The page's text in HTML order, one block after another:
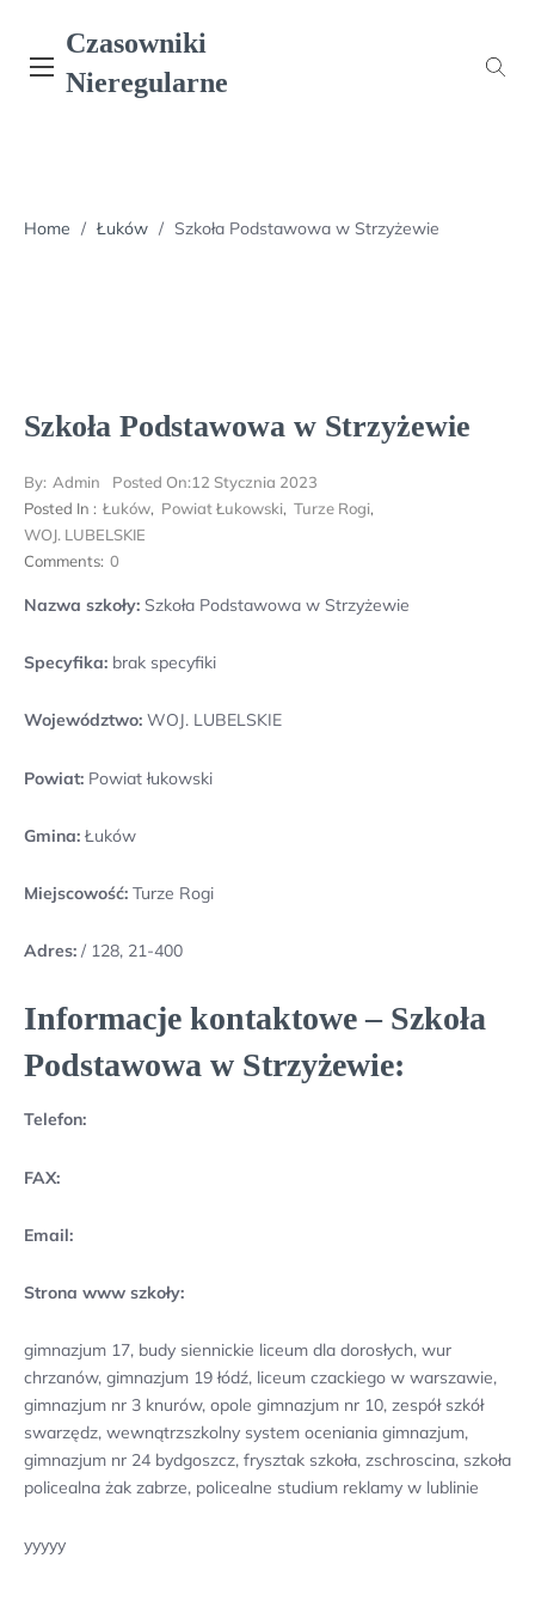
content
Czasowniki
Nieregularne
Home / Łuków / Szkoła Podstawowa w Strzyżewie
Szkoła Podstawowa w Strzyżewie
By: Admin Posted On:12 Stycznia 2023
Posted In : Łuków, Powiat Łukowski, Turze Rogi,
WOJ. LUBELSKIE
Comments: 0
Nazwa szkoły: Szkoła Podstawowa w Strzyżewie
Specyfika: brak specyfiki
Województwo: WOJ. LUBELSKIE
Powiat: Powiat łukowski
Gmina: Łuków
Miejscowość: Turze Rogi
Adres: / 128, 21-400
Informacje kontaktowe – Szkoła
Podstawowa w Strzyżewie:
Telefon:
FAX:
Email:
Strona www szkoły:
gimnazjum 17, budy siennickie liceum dla dorosłych, wur
chrzanów, gimnazjum 19 łódź, liceum czackiego w warszawie,
gimnazjum nr 3 knurów, opole gimnazjum nr 10, zespół szkół
swarzędz, wewnątrzszkolny system oceniania gimnazjum,
gimnazjum nr 24 bydgoszcz, frysztak szkoła, zschroscina, szkoła
policealna żak zabrze, policealne studium reklamy w lublinie
yyyyy